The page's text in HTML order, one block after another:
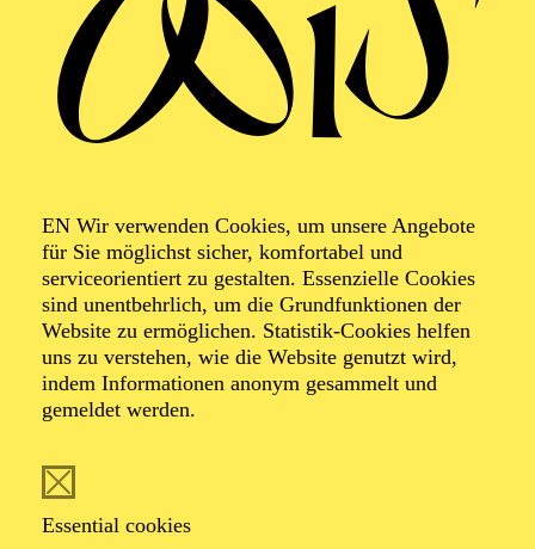
EN Wir verwenden Cookies, um unsere Angebote
für Sie möglichst sicher, komfortabel und
serviceorientiert zu gestalten. Essenzielle Cookies
sind unentbehrlich, um die Grundfunktionen der
Website zu ermöglichen. Statistik-Cookies helfen
uns zu verstehen, wie die Website genutzt wird,
indem Informationen anonym gesammelt und
gemeldet werden.
Essential cookies
Friday
04.09.2026
20:00 - 23:00
Alfried Krupp Saal
Organiser: Theater-, Konzert- u. Gastspieldirektion OTTO
HOFNER GMBH
TICKETS
55,20 52,70€
PHILHARMONIE ESSEN
08.09.2026
20:00 - 22:00